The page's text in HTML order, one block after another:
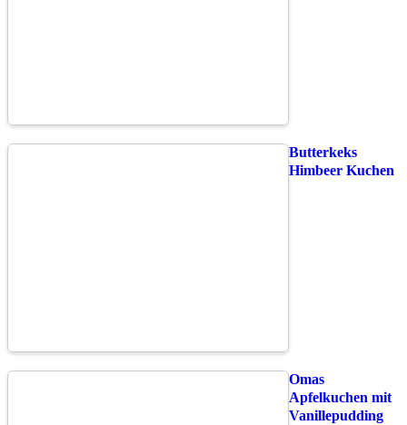
Butterkeks
Himbeer Kuchen
Omas
Apfelkuchen mit
Vanillepudding